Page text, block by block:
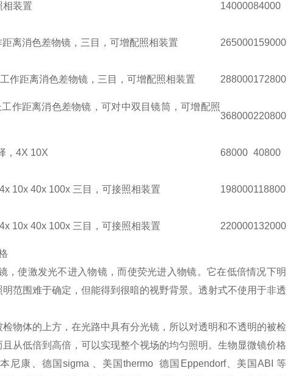
相装置 14000084000
离消色差物镜，三目，可增配照相装置 265000159000
作距离消色差物镜，三目，可增配照相装置 288000172800
作距离消色差物镜，可对中双目镜筒，可增配照
368000220800
，4X 10X 68000 40800
10x 40x 100x 三目，可接照相装置 198000118800
10x 40x 100x 三目，可接照相装置 220000132000
使激发光不进入物镜，而使荧光进入物镜。它在低倍情况下明
范围难于确定，但能得到很暗的视野背景。透射式不使用于非透
物体的上方，在光路中具有分光镜，所以对透明和不透明的被检
从低倍到高倍，可以实现整个视场的均匀照明。生物显微镜价格
尼康、德国sigma 、美国thermo 德国Eppendorf、美国ABI 等